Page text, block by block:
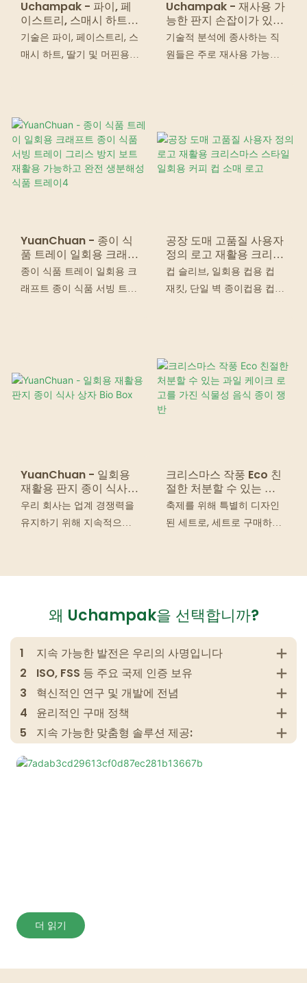
Uchampak - 파이, 페
이스트리, 스매시 하트,
딸기 및 머핀용 창 & 접
이식 팩
기술은 파이, 페이스트리, 스
매시 하트, 딸기 및 머핀용
러 세대에 걸쳐 업그레이드
된 후 최신 제품은 종이 상자
및 기타 분야에서 더 광범위
하게 사용되는 것으로 입증
되었습니다. 전지
Uchampak - 재사용 가
능한 판지 손잡이가 있는
뜨거운 음료를 가져가는
판지 종이컵 캐리어로 커
피 홀더 이동 가능
기술적 분석에 종사하는 직
원들은 주로 재사용 가능한
으로 제조하기 위한 기술을
성공적으로 업그레이드했습
니다. 종이컵과 같은 분야
YuanChuan - 종이 식
품 트레이 일회용 크래프
트 종이 식품 서빙 트레
이 그리스 방지 보트 재
활용 가능하고 완전 생분
종이 식품 트레이 일회용 크
래프트 종이 식품 서빙 트레
품질, 우수한 품질을 사용하
여 업계에서 좋은 평판과 인
공장 도매 고품질 사용자
정의 로고 재활용 크리스
마스 스타일 일회용 커피
컵 소매 로고
컵 슬리브, 일회용 컵용 컵
재킷, 단일 벽 종이컵용 컵
YuanChuan - 일회용
재활용 판지 종이 식사
상자 Bio Box
우리 회사는 업계 경쟁력을
유지하기 위해 지속적으로
크리스마스 작풍 Eco 친
절한 처분할 수 있는 과
일 케이크 로고를 가진
식물성 음식 종이 쟁반
축제를 위해 특별히 디자인
된 세트로, 세트로 구매하거
를 사용자 정의할 수 있습니
출처
왜 Uchampak을 선택합니까?
1
지속 가능한 발전은 우리의 사명입니다
2
ISO, FSS 등 주요 국제 인증 보유
3
혁신적인 연구 및 개발에 전념
4
윤리적인 구매 정책
5
지속 가능한 맞춤형 솔루션 제공:
더 읽기